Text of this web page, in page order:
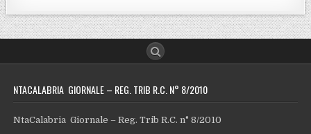
NTACALABRIA GIORNALE – REG. TRIB R.C. N° 8/2010
NtaCalabria Giornale – Reg. Trib R.C. n° 8/2010